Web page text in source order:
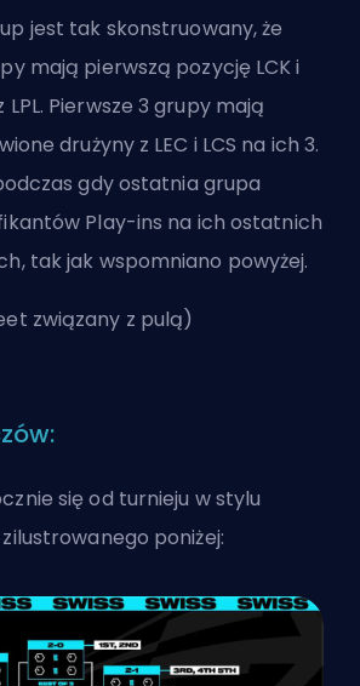
jest tak skonstruowany, że
mają pierwszą pozycję LCK i
Pierwsze 3 grupy mają
drużyny z LEC i LCS na ich 3.
gdy ostatnia grupa
Play-ins na ich ostatnich
tak jak wspomniano powyżej.
związany z pulą)
się od turnieju w stylu
poniżej: